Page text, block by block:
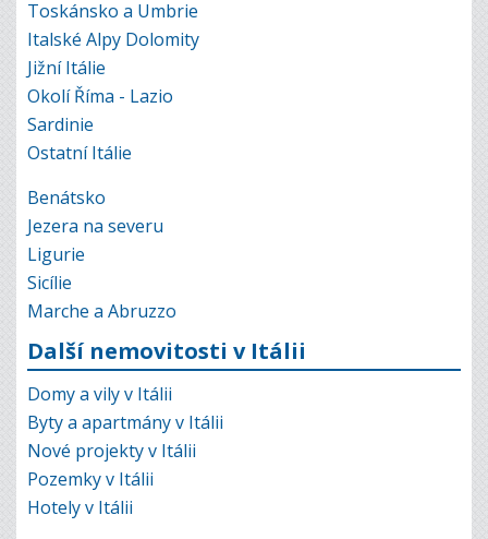
Toskánsko a Umbrie
Italské Alpy Dolomity
Jižní Itálie
Okolí Říma - Lazio
Sardinie
Ostatní Itálie
Benátsko
Jezera na severu
Ligurie
Sicílie
Marche a Abruzzo
Další nemovitosti v Itálii
Domy a vily v Itálii
Byty a apartmány v Itálii
Nové projekty v Itálii
Pozemky v Itálii
Hotely v Itálii